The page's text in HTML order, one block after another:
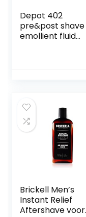
Depot 402
pre&post shave
emollient fluid
Brickell Men’s
Instant Relief
Aftershave voor